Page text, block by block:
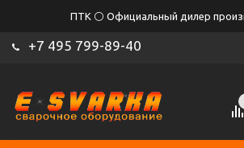
ПТК ⚪ Официальный дилер
+7 495 799-89-40